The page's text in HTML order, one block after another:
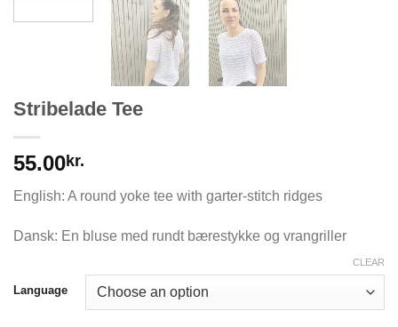
Stribelade Tee
55.00kr.
English: A round yoke tee with garter-stitch ridges
Dansk: En bluse med rundt bærestykke og vrangriller
Language
CLEAR